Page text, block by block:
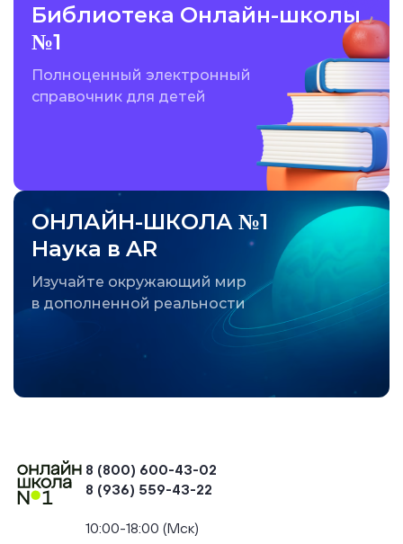
Библиотека Онлайн-школы
№1
Полноценный электронный
справочник для детей
ОНЛАЙН-ШКОЛА №1
Наука в AR
Изучайте окружающий мир
в дополненной реальности
8 (800) 600-43-02
8 (936) 559-43-22
10:00-18:00 (Мск)